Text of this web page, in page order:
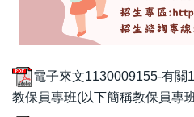
電子來文1130009155-有關
教保員專班(以下簡稱教保員專